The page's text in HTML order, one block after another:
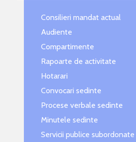
Consilieri mandat actual
Audiente
Compartimente
Rapoarte de activitate
Hotarari
Convocari sedinte
Procese verbale sedinte
Minutele sedinte
Servicii publice subordonate